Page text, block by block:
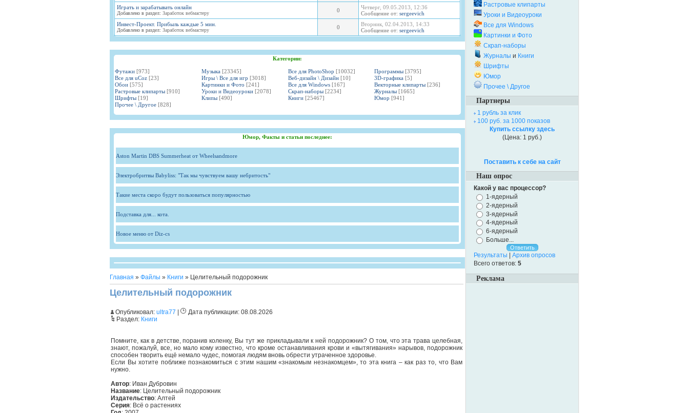
Играть и зарабатывать онлайн
Добавлено в раздел: Заработок вебмастеру 0
Четверг, 09.05.2013, 12:36
Сообщение от: sergeevich
Инвест-Проект. Прибыль каждые 5 мин.
Добавлено в раздел: Заработок вебмастеру 0
Вторник, 02.04.2013, 14:33
Сообщение от: sergeevich
Категории:
Футажи [973] Музыка [23345] Все для PhotoShop [10032] Программы [3795]
Все для uCoz [23] Игры \ Все для игр [3018] Веб-дизайн \ Дизайн [10] 3D-графика [5]
Обои [575] Картинки и Фото [241] Все для Windows [167] Векторные клипарты [236]
Растровые клипарты [910] Уроки и Видеоуроки [2078] Скрап-наборы [2234] Журналы [1665]
Шрифты [19] Клипы [490] Книги [25467] Юмор [941]
Прочее \ Другое [828]
Юмор, Факты и статьи последнее:
Aston Martin DBS Summerheat от Wheelsandmore
Электробритвы Babyliss: "Так мы чувствуем вашу небритость"
Такие места скоро будут пользоваться популярностью
Подставка для... кота.
Новое меню от Diz-cs
Главная » Файлы » Книги » Целительный подорожник
Целительный подорожник
Опубликовал: ultra77 Дата публикации: 08.08.2026
Раздел: Книги
Помните, как в детстве, поранив коленку, Вы тут же прикладывали к ней подорожник? О том, что эта трава целебная,
знают, пожалуй, все, но мало кому известно, что кроме останавливания крови и «вытягивания» нарывов, подорожник
способен творить ещё немало чудес, помогая людям вновь обрести утраченное здоровье.
Если Вы хотите поближе познакомиться с этим нашим «знакомым незнакомцем», то эта книга – как раз то, что Вам
нужно.
Автор: Иван Дубровин
Название: Целительный подорожник
Издательство: Алтей
Серия: Всё о растениях
Растровые клипарты
Уроки и Видеоуроки
Все для Windows
Картинки и Фото
Скрап-наборы
Журналы и Книги
Шрифты
Юмор
Прочее \ Другое
Партнеры
1 рубль за клик
100 руб. за 1000 показов
Купить ссылку здесь
(Цена: 1 руб.)
Поставить к себе на сайт
Наш опрос
Какой у вас процессор?
1-ядерный
2-ядерный
3-ядерный
4-ядерный
6-ядерный
Больше...
Результаты
Архив опросов
Всего ответов: 5
Реклама